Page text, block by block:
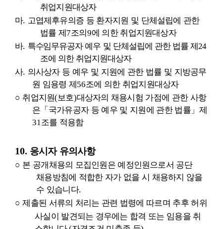
취업지원대상자
마. 고엽제후유의증 등 환자지원 및 단체설립에 관한
법률 제7조의9에 의한 취업지원대상자
바. 특수임무유공자 예우 및 단체설립에 관한 법률 제24
조에 의한 취업지원대상자
사. 의사상자 등 예우 및 지원에 관한 법률 및 지방공무
원 임용령 제56조에 의한 취업지원대상자
○ 취업지원(보호)대상자의 채용시험 가점에 관한 사항
은 「 국가유공자 등 예우 및 지원에 관한 법률」 제
31조를 적용함
10. 응시자 유의사항
○ 본 공개채용의 모집인원은 예정인원으로서 공단
채용방침에 적합한 자가 없을 시 채용하지 않을
수 있습니다.
○제출된 서류의 처리는 관련 법령에 따르며 추후 허위
사실이 발견되는 경우에는 합격 또는 임용을 취